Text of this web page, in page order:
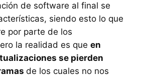
de software al final se
siendo esto lo que
por parte de los
la realidad es que en
se pierden
de los cuales no nos